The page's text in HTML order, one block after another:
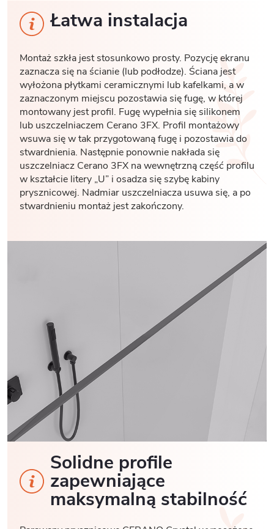
Łatwa instalacja
Montaż szkła jest stosunkowo prosty. Pozycję ekranu
zaznacza się na ścianie (lub podłodze). Ściana jest
wyłożona płytkami ceramicznymi lub kafelkami, a w
zaznaczonym miejscu pozostawia się fugę, w której
montowany jest profil. Fugę wypełnia się silikonem
lub uszczelniaczem Cerano 3FX. Profil montażowy
wsuwa się w tak przygotowaną fugę i pozostawia do
stwardnienia. Następnie ponownie nakłada się
uszczelniacz Cerano 3FX na wewnętrzną część profilu
w kształcie litery „U” i osadza się szybę kabiny
prysznicowej. Nadmiar uszczelniacza usuwa się, a po
stwardnieniu montaż jest zakończony.
Solidne profile
zapewniające
maksymalną stabilność